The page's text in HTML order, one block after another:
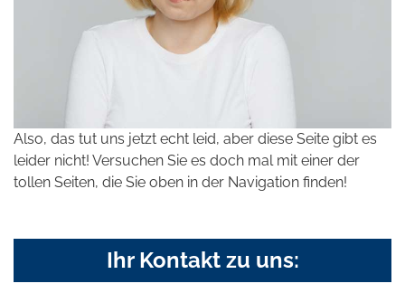
Also, das tut uns jetzt echt leid, aber diese Seite gibt es
leider nicht! Versuchen Sie es doch mal mit einer der
tollen Seiten, die Sie oben in der Navigation finden!
Ihr Kontakt zu uns: